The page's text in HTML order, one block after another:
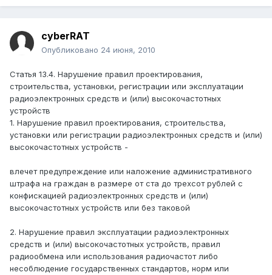
cyberRAT
Опубликовано 24 июня, 2010
Статья 13.4. Нарушение правил проектирования,
строительства, установки, регистрации или эксплуатации
радиоэлектронных средств и (или) высокочастотных
устройств
1. Нарушение правил проектирования, строительства,
установки или регистрации радиоэлектронных средств и (или)
высокочастотных устройств -
влечет предупреждение или наложение административного
штрафа на граждан в размере от ста до трехсот рублей с
конфискацией радиоэлектронных средств и (или)
высокочастотных устройств или без таковой
2. Нарушение правил эксплуатации радиоэлектронных
средств и (или) высокочастотных устройств, правил
радиообмена или использования радиочастот либо
несоблюдение государственных стандартов, норм или